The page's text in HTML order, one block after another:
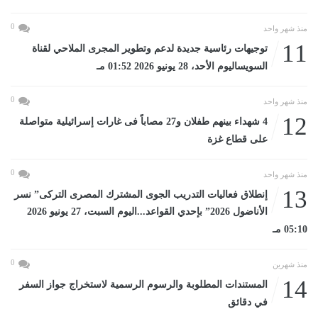
منذ شهر واحد 0
11
توجيهات رئاسية جديدة لدعم وتطوير المجرى الملاحي لقناة
السويساليوم الأحد، 28 يونيو 2026 01:52 مـ
منذ شهر واحد 0
12
4 شهداء بينهم طفلان و27 مصاباً فى غارات إسرائيلية متواصلة
على قطاع غزة
منذ شهر واحد 0
13
إنطلاق فعاليات التدريب الجوى المشترك المصرى التركى” نسر
الأناضول 2026” بإحدي القواعد...اليوم السبت، 27 يونيو 2026
05:10 مـ
منذ شهرين 0
14
المستندات المطلوبة والرسوم الرسمية لاستخراج جواز السفر
في دقائق